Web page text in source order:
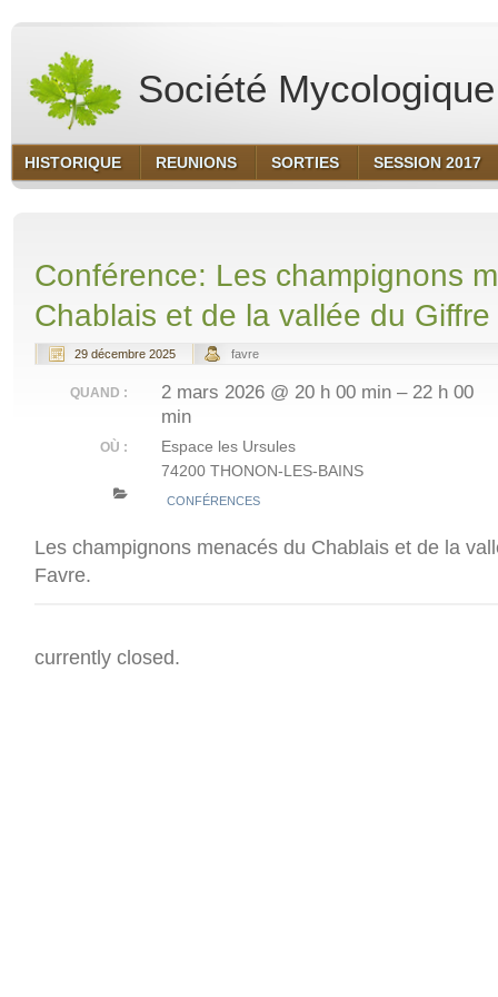
Société
HISTORIQUE REUNIONS SORTIES SESSION 2017
Conférence: Les champignons
Chablais et de la vallée du Giffre
29 décembre 2025 favre
QUAND :
2 mars 2026 @ 20 h 00 min – 22 h 00
min
OÙ :
Espace les Ursules
74200 THONON-LES-BAINS
CONFÉRENCES
Les champignons menacés du Chablais et de la
Favre.
currently closed.